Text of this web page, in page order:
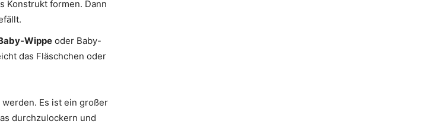
Konstrukt formen. Dann
Wippe oder Baby-
das Fläschchen oder
Es ist ein großer
durchzulockern und